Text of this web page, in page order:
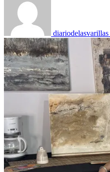
diariodelasvarillas